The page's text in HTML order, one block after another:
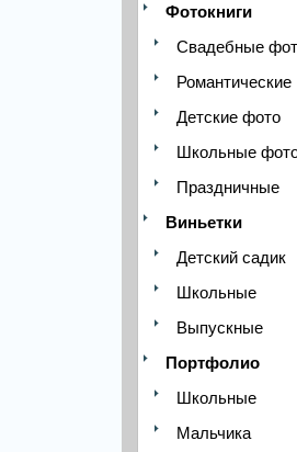
Фотокниги
Свадебные
Романтические
Детские фото
Школьные
Праздничные
Виньетки
Детский садик
Школьные
Выпускные
Портфолио
Школьные
Мальчика